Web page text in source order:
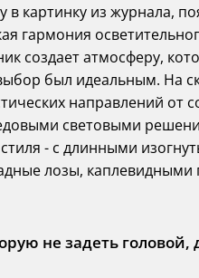
картинку из журнала,
гармония
создает атмосферу,
был идеальным. На
направлений от
световыми
- с длинными
лозы, каплевидными
не задеть головой,